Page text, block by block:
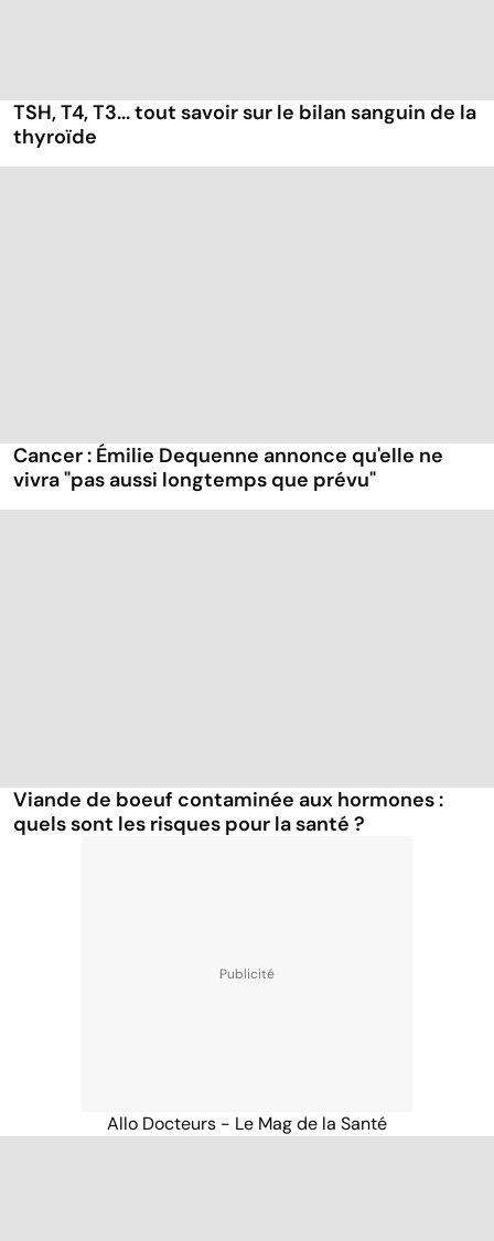
TSH, T4, T3... tout savoir sur le bilan sanguin de la
thyroïde
Cancer : Émilie Dequenne annonce qu'elle ne
vivra "pas aussi longtemps que prévu"
Viande de boeuf contaminée aux hormones :
quels sont les risques pour la santé ?
Allo Docteurs - Le Mag de la Santé